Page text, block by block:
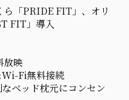
「PRIDE FIT」、オリ
FIT」導入
放映
Fi無料接続
ベッド枕元にコンセン